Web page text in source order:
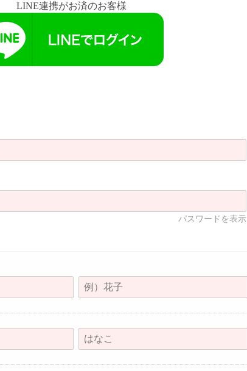
LINE連携がお済のお客様
パスワードを表示